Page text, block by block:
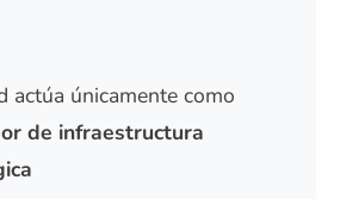
actúa únicamente como
de infraestructura